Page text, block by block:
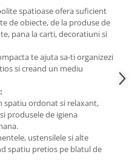
spatioase ofera suficient
de obiecte, de la produse de
pana la carti, decoratiuni si
te ajuta sa-ti organizezi
si creand un mediu
spatiu ordonat si relaxant,
produsele de igiena
ustensilele si alte
spatiu pretios pe blatul de